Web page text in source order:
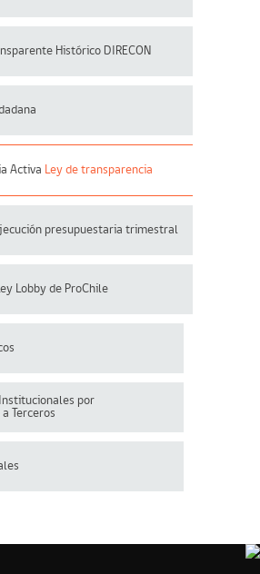
Histórico DIRECON
Activa Ley de transparencia
presupuestaria trimestral
Lobby de ProChile
por
Terceros